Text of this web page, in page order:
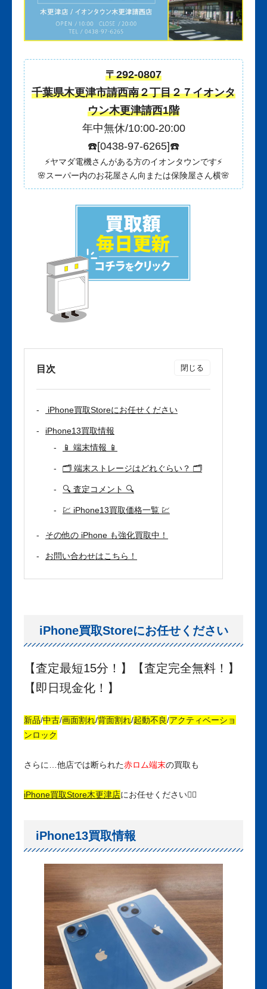
〒292-0807
千葉県木更津市請西南２丁目２７イオンタ
ウン木更津請西1階
年中無休/10:00-20:00
☎️[0438-97-6265]☎️
⚡️ヤマダ電機さんがある方のイオンタウンです⚡️
🌸スーパー内のお花屋さん向または保険屋さん横🌸
目次
iPhone買取Storeにお任せください
iPhone13買取情報
📱 端末情報 📱
🗂 端末ストレージはどれぐらい？ 🗂
🔍 査定コメント 🔍
💹 iPhone13買取価格一覧 💹
その他の iPhone も強化買取中！
お問い合わせはこちら！
iPhone買取Storeにお任せください
【査定最短15分！】【査定完全無料！】
【即日現金化！】
新品/中古/画面割れ/背面割れ/起動不良/アクティベーショ
ンロック
さらに…他店では断られた赤ロム端末の買取も
iPhone買取Store木更津店にお任せください🙋‍♀️
iPhone13買取情報